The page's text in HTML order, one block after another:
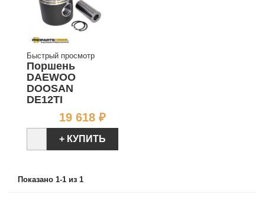
Быстрый просмотр
Поршень
DAEWOO
DOOSAN
DE12TI
19 618 ₽Цена
+ КУПИТЬ
Показано 1-1 из 1